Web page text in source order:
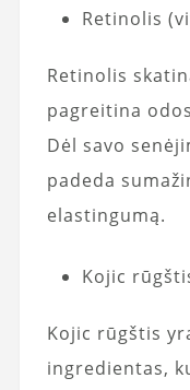
Retinolis
Retinolis
pagreitina
Dėl savo
padeda
elastingumą.
Kojic
Kojic rūgštis
ingredientas,